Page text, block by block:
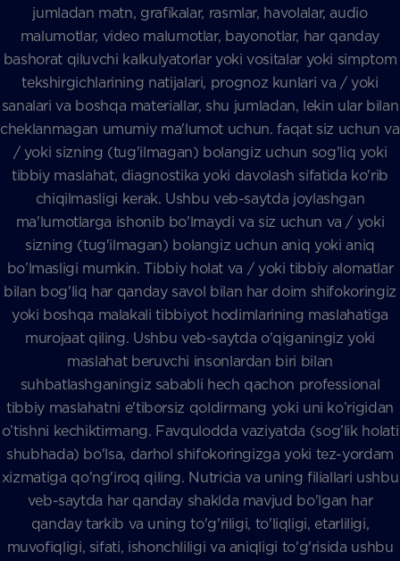
jumladan matn, grafikalar, rasmlar, havolalar, audio
malumotlar, video malumotlar, bayonotlar, har qanday
bashorat qiluvchi kalkulyatorlar yoki vositalar yoki simptom
tekshirgichlarining natijalari, prognoz kunlari va / yoki
sanalari va boshqa materiallar, shu jumladan, lekin ular bilan
cheklanmagan umumiy ma'lumot uchun. faqat siz uchun va
/ yoki sizning (tug'ilmagan) bolangiz uchun sog'liq yoki
tibbiy maslahat, diagnostika yoki davolash sifatida ko'rib
chiqilmasligi kerak. Ushbu veb-saytda joylashgan
ma'lumotlarga ishonib bo'lmaydi va siz uchun va / yoki
sizning (tug'ilmagan) bolangiz uchun aniq yoki aniq
bo’lmasligi mumkin. Tibbiy holat va / yoki tibbiy alomatlar
bilan bog'liq har qanday savol bilan har doim shifokoringiz
yoki boshqa malakali tibbiyot hodimlarining maslahatiga
murojaat qiling. Ushbu veb-saytda o'qiganingiz yoki
maslahat beruvchi insonlardan biri bilan
suhbatlashganingiz sababli hech qachon professional
tibbiy maslahatni e'tiborsiz qoldirmang yoki uni ko’rigidan
o’tishni kechiktirmang. Favqulodda vaziyatda (sog’lik holati
shubhada) bo'lsa, darhol shifokoringizga yoki tez-yordam
xizmatiga qo'ng'iroq qiling. Nutricia va uning filiallari ushbu
veb-saytda har qanday shaklda mavjud bo'lgan har
qanday tarkib va uning to'g'riligi, to'liqligi, etarliligi,
muvofiqligi, sifati, ishonchliligi va aniqligi to'g'risida ushbu